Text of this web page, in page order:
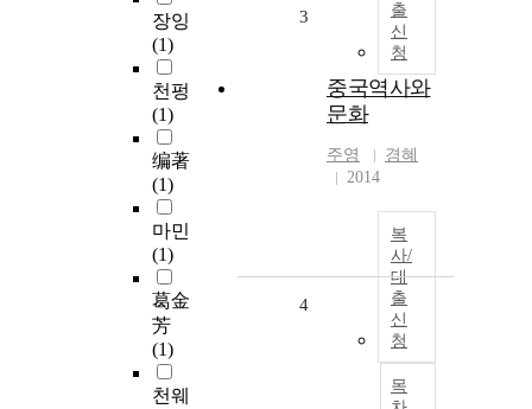
장잉
(1)
천펑
(1)
编著
(1)
마민
(1)
葛金
芳
(1)
천웨
출
신
청
3
중국역사와
문화
주영
경혜
2014
복
사/
대
출
신
청
목
4